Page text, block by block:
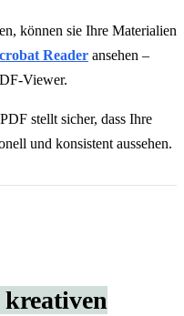
können sie Ihre Materialien
Reader ansehen –
Viewer.
stellt sicher, dass Ihre
und konsistent aussehen.